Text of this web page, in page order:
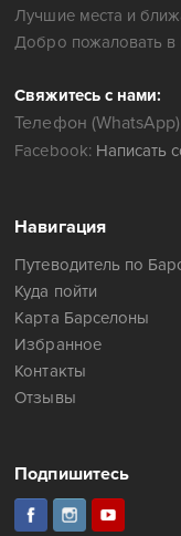
Лучшие места и
Добро пожаловать в
Свяжитесь с нами:
Телефон
Facebook: Написать
Навигация
Путеводитель по
Куда пойти
Карта Барселоны
Избранное
Контакты
Отзывы
Подпишитесь